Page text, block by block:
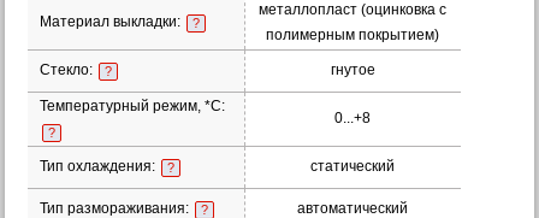
Материал выкладки: ?
металлопласт (оцинковка с
полимерным покрытием)
Стекло: ? гнутое
Температурный режим, *С:
?
0...+8
Тип охлаждения: ? статический
Тип размораживания: ? автоматический